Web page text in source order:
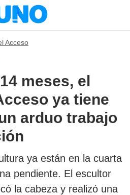
Acceso
meses, el
ya tiene
arduo trabajo
ya están en la cuarta
pendiente. El escultor
la cabeza y realizó una